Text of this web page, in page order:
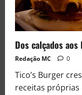
Dos calçados
Redação MC 0
Tico’s Burger
receitas próprias